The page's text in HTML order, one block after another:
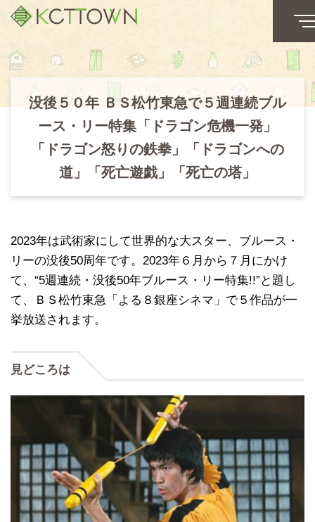
没後５０年 ＢＳ松竹東急で５週連続ブル
ース・リー特集「ドラゴン危機一発」
「ドラゴン怒りの鉄拳」「ドラゴンへの
道」「死亡遊戯」「死亡の塔」
2023年は武術家にして世界的な大スター、ブルース・
リーの没後50周年です。2023年６月から７月にかけ
て、“5週連続・没後50年ブルース・リー特集!!”と題し
て、ＢＳ松竹東急「よる８銀座シネマ」で５作品が一
挙放送されます。
見どころは